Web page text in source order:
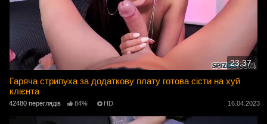
23:37
Гаряча стрипуха за додаткову плату готова сісти на хуй
клієнта
42480 переглядів 84% HD 16.04.2023